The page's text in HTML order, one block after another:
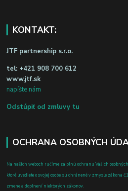
KONTAKT:
JTF partnership s.r.o.
tel: +421 908 700 612
www.jtf.sk
napíšte nám
Odstúpiť od zmluvy tu
OCHRANA OSOBNÝCH
Na našich weboch ručíme za plnú ochranu Vašich
ktoré uvediete o svojej osobe, sú chránené v zmysle zákona
zmene a doplnení niektorých zákonov.